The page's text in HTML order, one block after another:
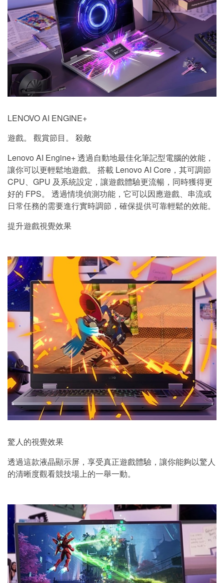
LENOVO AI ENGINE+
遊戲。 觀賞節目。 殺敵
Lenovo AI Engine+ 透過自動地最佳化筆記型電腦的效能，
讓你可以更輕鬆地遊戲。 搭載 Lenovo AI Core，其可調節
CPU、GPU 及系統設定，讓遊戲體驗更流暢，同時獲得更
好的 FPS。 透過情境偵測功能，它可以因應遊戲、串流或
日常任務的需要進行實時調節，確保提供可靠輕鬆的效能。
提升遊戲視覺效果
驚人的視覺效果
透過這款液晶顯示屏，享受真正遊戲體驗，讓你能夠以驚人
的清晰度觀看競技場上的一舉一動。